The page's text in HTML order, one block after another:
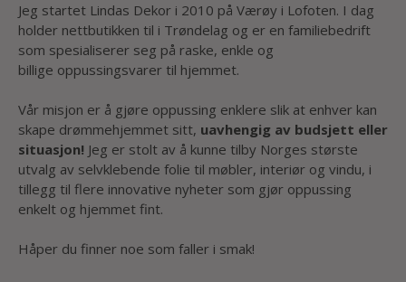
Jeg startet Lindas Dekor i 2010 på Værøy i Lofoten. I dag
holder nettbutikken til i Trøndelag og er en familiebedrift
som spesialiserer seg på raske, enkle og
billige oppussingsvarer til hjemmet.
Vår misjon er å gjøre oppussing enklere slik at enhver kan
skape drømmehjemmet sitt, uavhengig av budsjett eller
situasjon! Jeg er stolt av å kunne tilby Norges største
utvalg av selvklebende folie til møbler, interiør og vindu, i
tillegg til flere innovative nyheter som gjør oppussing
enkelt og hjemmet fint.
Håper du finner noe som faller i smak!